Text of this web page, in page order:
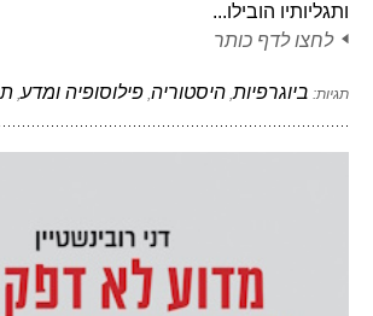
ותגליותיו הובילו...
לחצו לדף כותר
תגיות: ביוגרפיות, היסטוריה, פילוסופיה ומדע,